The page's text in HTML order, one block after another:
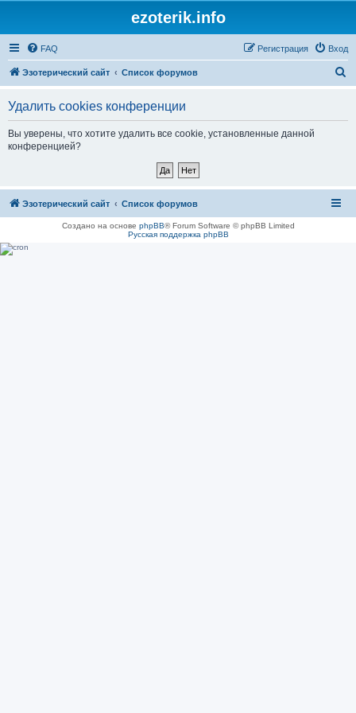
ezoterik.info
FAQ Вход
Регистрация
Эзотерический сайт Список форумов
Удалить cookies конференции
Вы уверены, что хотите удалить все cookie, установленные данной
конференцией?
Эзотерический сайт Список форумов
Создано на основе phpBB® Forum Software © phpBB Limited
Русская поддержка phpBB